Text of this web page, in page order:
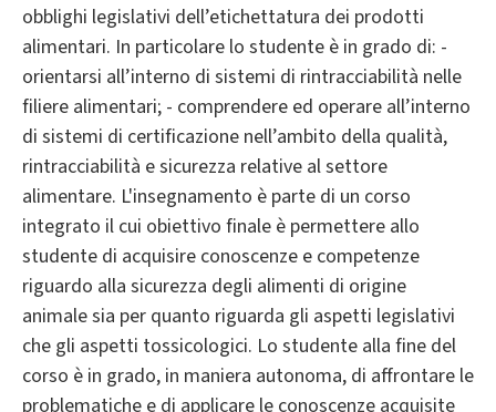
obblighi legislativi dell’etichettatura dei prodotti
alimentari. In particolare lo studente è in grado di: -
orientarsi all’interno di sistemi di rintracciabilità nelle
filiere alimentari; - comprendere ed operare all’interno
di sistemi di certificazione nell’ambito della qualità,
rintracciabilità e sicurezza relative al settore
alimentare. L'insegnamento è parte di un corso
integrato il cui obiettivo finale è permettere allo
studente di acquisire conoscenze e competenze
riguardo alla sicurezza degli alimenti di origine
animale sia per quanto riguarda gli aspetti legislativi
che gli aspetti tossicologici. Lo studente alla fine del
corso è in grado, in maniera autonoma, di affrontare le
problematiche e di applicare le conoscenze acquisite